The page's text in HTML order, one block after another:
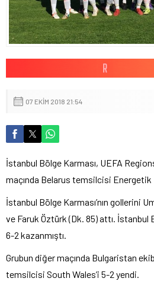
07 EKIM 2018 21:54
İstanbul Bölge Karması, UEFA
maçında Belarus temsilcisi
İstanbul Bölge Karması’nın gollerini
ve Faruk Öztürk (Dk. 85) attı. İstanbul
6-2 kazanmıştı.
Grubun diğer maçında Bulgaristan
temsilcisi South Wales’i 5-2 yendi.